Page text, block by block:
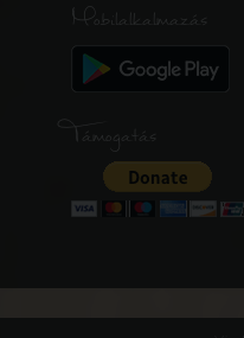
Mobilalkalmazás
Támogatás